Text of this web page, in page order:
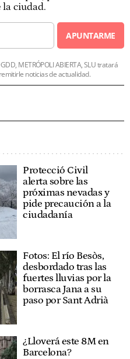
ciudad.
APUNTARME
METRÓPOLI ABIERTA, SLU tratará
noticias de actualidad.
Protecció Civil
alerta sobre las
próximas nevadas y
pide precaución a la
ciudadanía
Fotos: El río Besòs,
desbordado tras las
fuertes lluvias por la
borrasca Jana a su
paso por Sant Adrià
¿Lloverá este 8M en
Barcelona?